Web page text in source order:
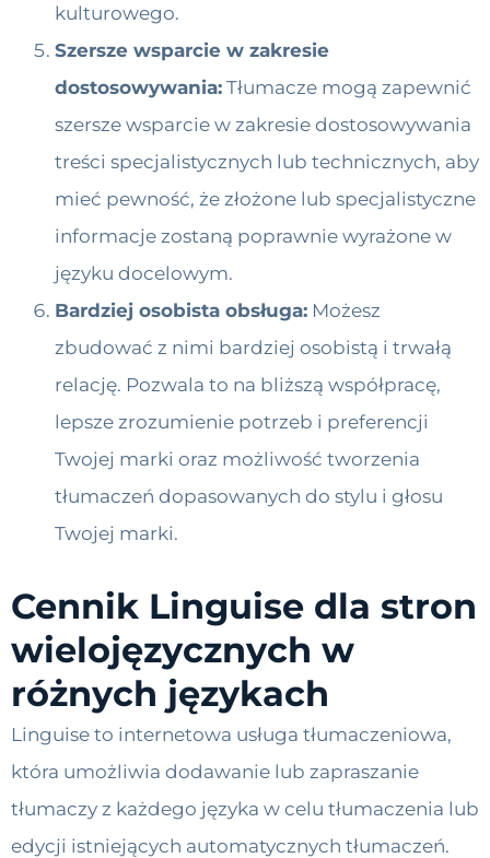
kulturowego.
Szersze wsparcie w zakresie
dostosowywania: Tłumacze mogą zapewnić
szersze wsparcie w zakresie dostosowywania
treści specjalistycznych lub technicznych, aby
mieć pewność, że złożone lub specjalistyczne
informacje zostaną poprawnie wyrażone w
języku docelowym.
Bardziej osobista obsługa: Możesz
zbudować z nimi bardziej osobistą i trwałą
relację. Pozwala to na bliższą współpracę,
lepsze zrozumienie potrzeb i preferencji
Twojej marki oraz możliwość tworzenia
tłumaczeń dopasowanych do stylu i głosu
Twojej marki.
Cennik Linguise dla stron
wielojęzycznych w
różnych językach
Linguise to internetowa usługa tłumaczeniowa,
która umożliwia dodawanie lub zapraszanie
tłumaczy z każdego języka w celu tłumaczenia lub
edycji istniejących automatycznych tłumaczeń.